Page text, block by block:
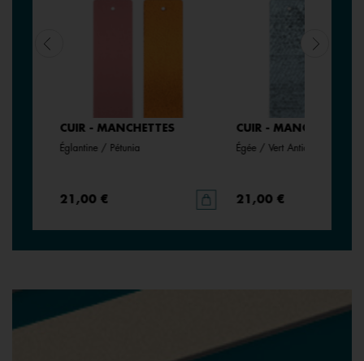
CUIR - MANCHETTES
Églantine / Pétunia
21,00 €
CUIR - MANCHETTES
Égée / Vert Antique
21,00 €